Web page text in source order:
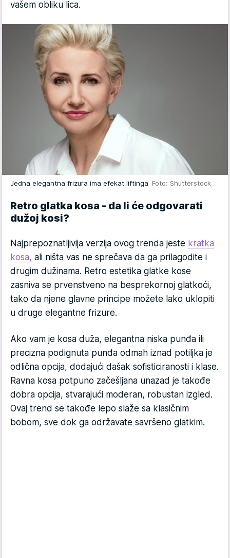
vašem obliku lica.
Jedna elegantna frizura ima efekat liftinga Foto: Shutterstock
Retro glatka kosa - da li će odgovarati
dužoj kosi?
Najprepoznatljivija verzija ovog trenda jeste kratka
kosa, ali ništa vas ne sprečava da ga prilagodite i
drugim dužinama. Retro estetika glatke kose
zasniva se prvenstveno na besprekornoj glatkoći,
tako da njene glavne principe možete lako uklopiti
u druge elegantne frizure.
Ako vam je kosa duža, elegantna niska punđa ili
precizna podignuta punđa odmah iznad potiljka je
odlična opcija, dodajući dašak sofisticiranosti i klase.
Ravna kosa potpuno začešljana unazad je takođe
dobra opcija, stvarajući moderan, robustan izgled.
Ovaj trend se takođe lepo slaže sa klasičnim
bobom, sve dok ga održavate savršeno glatkim.